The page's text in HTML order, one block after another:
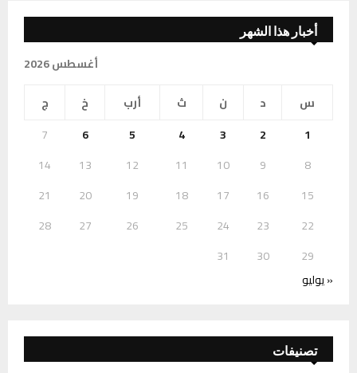
أخبار هذا الشهر
أغسطس 2026
س
د ن ث أرب خ
ج
1
2
3
4
5
6
7
8
9
10
11
12
13
14
15
16
17
18
19
20
21
22
23
24
25
26
27
28
29
30
31
« يوليو
تصنيفات